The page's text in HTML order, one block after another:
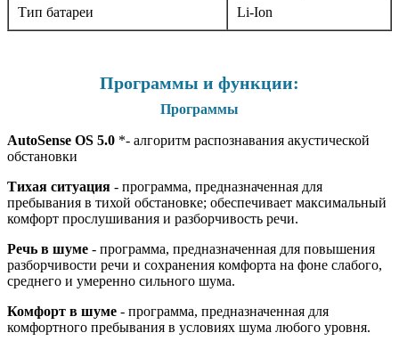
Тип батареи Li-Ion
Программы и функции:
Программы
AutoSense OS 5.0 *- алгоритм распознавания акустической
обстановки
Тихая ситуация - программа, предназначенная для
пребывания в тихой обстановке; обеспечивает максимальный
комфорт прослушивания и разборчивость речи.
Речь в шуме - программа, предназначенная для повышения
разборчивости речи и сохранения комфорта на фоне слабого,
среднего и умеренно сильного шума.
Комфорт в шуме - программа, предназначенная для
комфортного пребывания в условиях шума любого уровня.